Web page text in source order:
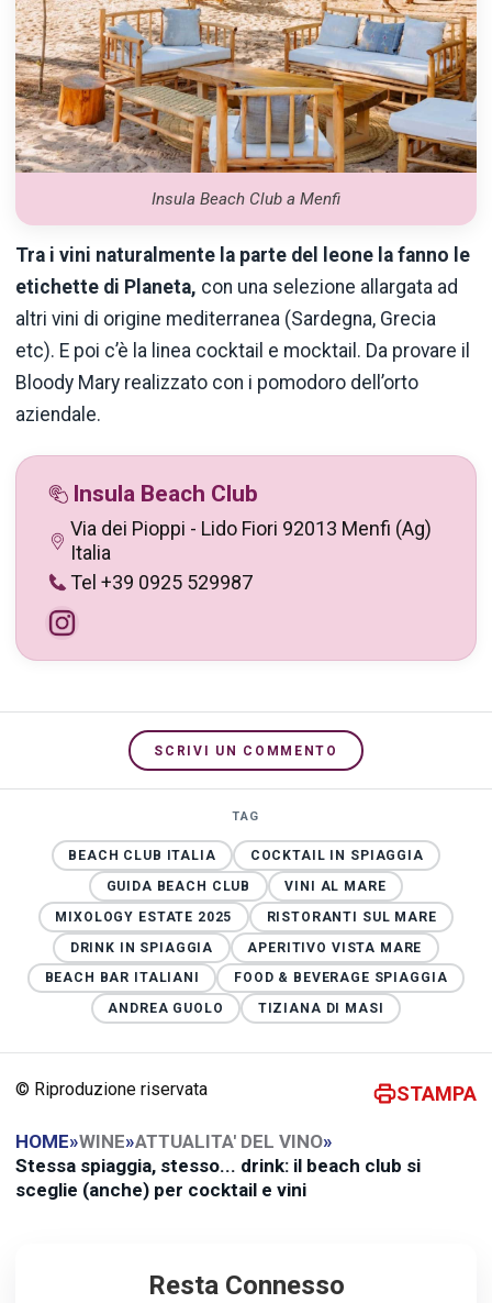
Insula Beach Club a Menfi
Tra i vini naturalmente la parte del leone la fanno le
etichette di Planeta, con una selezione allargata ad
altri vini di origine mediterranea (Sardegna, Grecia
etc). E poi c’è la linea cocktail e mocktail . Da provare il
Bloody Mary realizzato con i pomodoro dell’orto
aziendale.
Insula Beach Club
Via dei Pioppi - Lido Fiori 92013 Menfi (Ag)
Italia
Tel +39 0925 529987
SCRIVI UN COMMENTO
TAG
BEACH CLUB ITALIA
COCKTAIL IN SPIAGGIA
GUIDA BEACH CLUB
VINI AL MARE
MIXOLOGY ESTATE 2025
RISTORANTI SUL MARE
DRINK IN SPIAGGIA
APERITIVO VISTA MARE
BEACH BAR ITALIANI
FOOD & BEVERAGE SPIAGGIA
ANDREA GUOLO
TIZIANA DI MASI
© Riproduzione riservata STAMPA
HOME»WINE»ATTUALITA' DEL VINO»
Stessa spiaggia, stesso... drink: il beach club si
sceglie (anche) per cocktail e vini
Resta Connesso